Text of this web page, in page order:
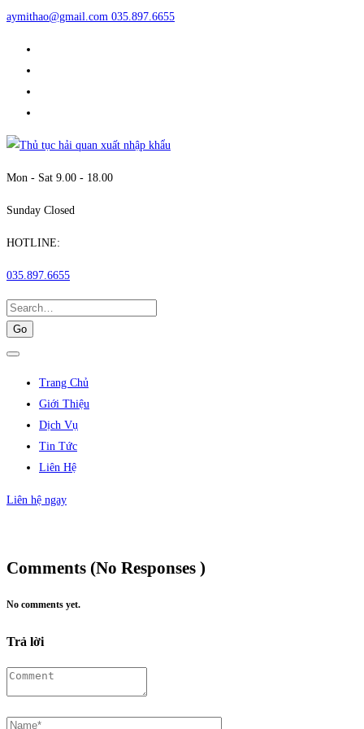
aymithao@gmail.com 035.897.6655
Mon - Sat 9.00 - 18.00
Sunday Closed
HOTLINE:
035.897.6655
Search
for:
Trang Chủ
Giới Thiệu
Dịch Vụ
Tin Tức
Liên Hệ
Liên hệ ngay
Comments (No Responses )
No comments yet.
Trả lời